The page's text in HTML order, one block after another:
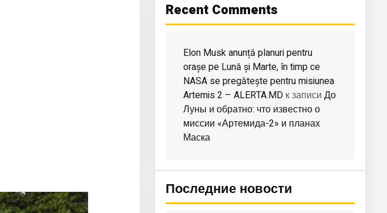
Recent Comments
Elon Musk anunță planuri pentru
orașe pe Lună și Marte, în timp ce
NASA se pregătește pentru misiunea
Artemis 2 – ALERTA.MD к записи До
Луны и обратно: что известно о
миссии «Артемида-2» и планах
Маска
Последние новости